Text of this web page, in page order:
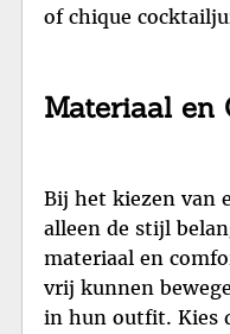
of chique
Materiaal en
Bij het kiezen van
alleen de stijl
materiaal en
vrij kunnen
in hun outfit. Kies